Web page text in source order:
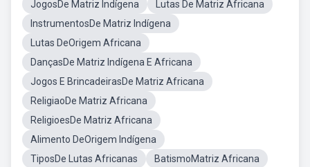
JogosDe Matriz Indígena
Lutas De Matriz Africana
InstrumentosDe Matriz Indígena
Lutas DeOrigem Africana
DançasDe Matriz Indígena E Africana
Jogos E BrincadeirasDe Matriz Africana
ReligiaoDe Matriz Africana
ReligioesDe Matriz Africana
Alimento DeOrigem Indígena
TiposDe Lutas Africanas
BatismoMatriz Africana